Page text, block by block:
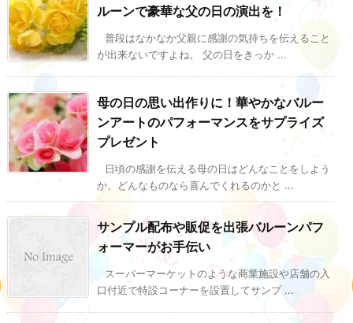
ルーンで豪華な父の日の演出を！
普段はなかなか父親に感謝の気持ちを伝えること
が出来ないですよね。 父の日をきっか ...
母の日の思い出作りに！華やかなバルー
ンアートのパフォーマンスをサプライズ
プレゼント
日頃の感謝を伝える母の日はどんなことをしよう
か、どんなものなら喜んでくれるのかと ...
サンプル配布や販促を出張バルーンパフ
ォーマーがお手伝い
スーパーマーケットのような商業施設や店舗の入
口付近で特設コーナーを設置してサンプ ...